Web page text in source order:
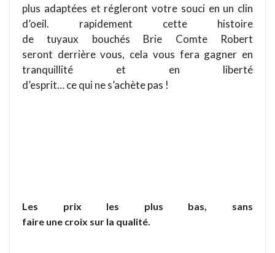
plus adaptées et régleront votre souci en un clin
d’oeil. rapidement cette histoire
de tuyaux bouchés Brie Comte Robert
seront derrière vous, cela vous fera gagner en
tranquillité et en liberté
d’esprit… ce qui ne s’achète pas !
Les prix les plus bas, sans
faire une croix sur la qualité.